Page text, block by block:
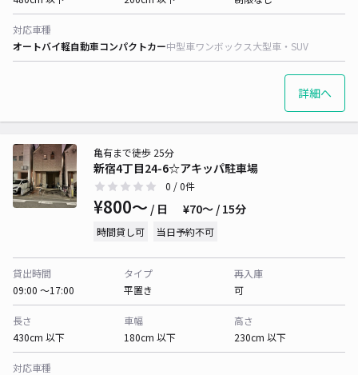
対応車種
オートバイ軽自動車コンパクトカー中型車ワンボックス大型車・SUV
詳細へ
新宿4丁目24-6☆アキッパ駐車場
亀有まで徒歩 25分
0 / 0件
¥800〜 / 日 ¥70〜 / 15分
時間貸し可 当日予約不可
貸出時間
09:00 〜17:00
タイプ
平置き
再入庫
可
長さ
430cm 以下
車幅
180cm 以下
高さ
230cm 以下
対応車種